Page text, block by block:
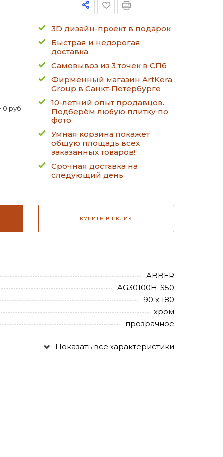
0 руб.
3D дизайн-проект в подарок
Быстрая и недорогая
доставка
Самовывоз из 3 точек в СПб
Фирменный магазин ArtKera
Group в Санкт-Петербурге
10-летний опыт продавцов.
Подберём любую плитку по
фото
Умная корзина покажет
общую площадь всех
заказанных товаров!
Срочная доставка на
следующий день
КУПИТЬ В 1 КЛИК
ABBER
AG30100H-S50
90 х 180
хром
прозрачное
Показать все характеристики